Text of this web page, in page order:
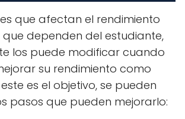
que afectan el rendimiento
dependen del estudiante,
los puede modificar cuando
su rendimiento como
es el objetivo, se pueden
pasos que pueden mejorarlo: